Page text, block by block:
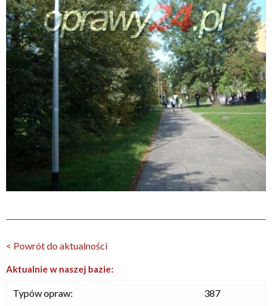
< Powrót do aktualności
Aktualnie w naszej bazie:
Typów opraw: 387